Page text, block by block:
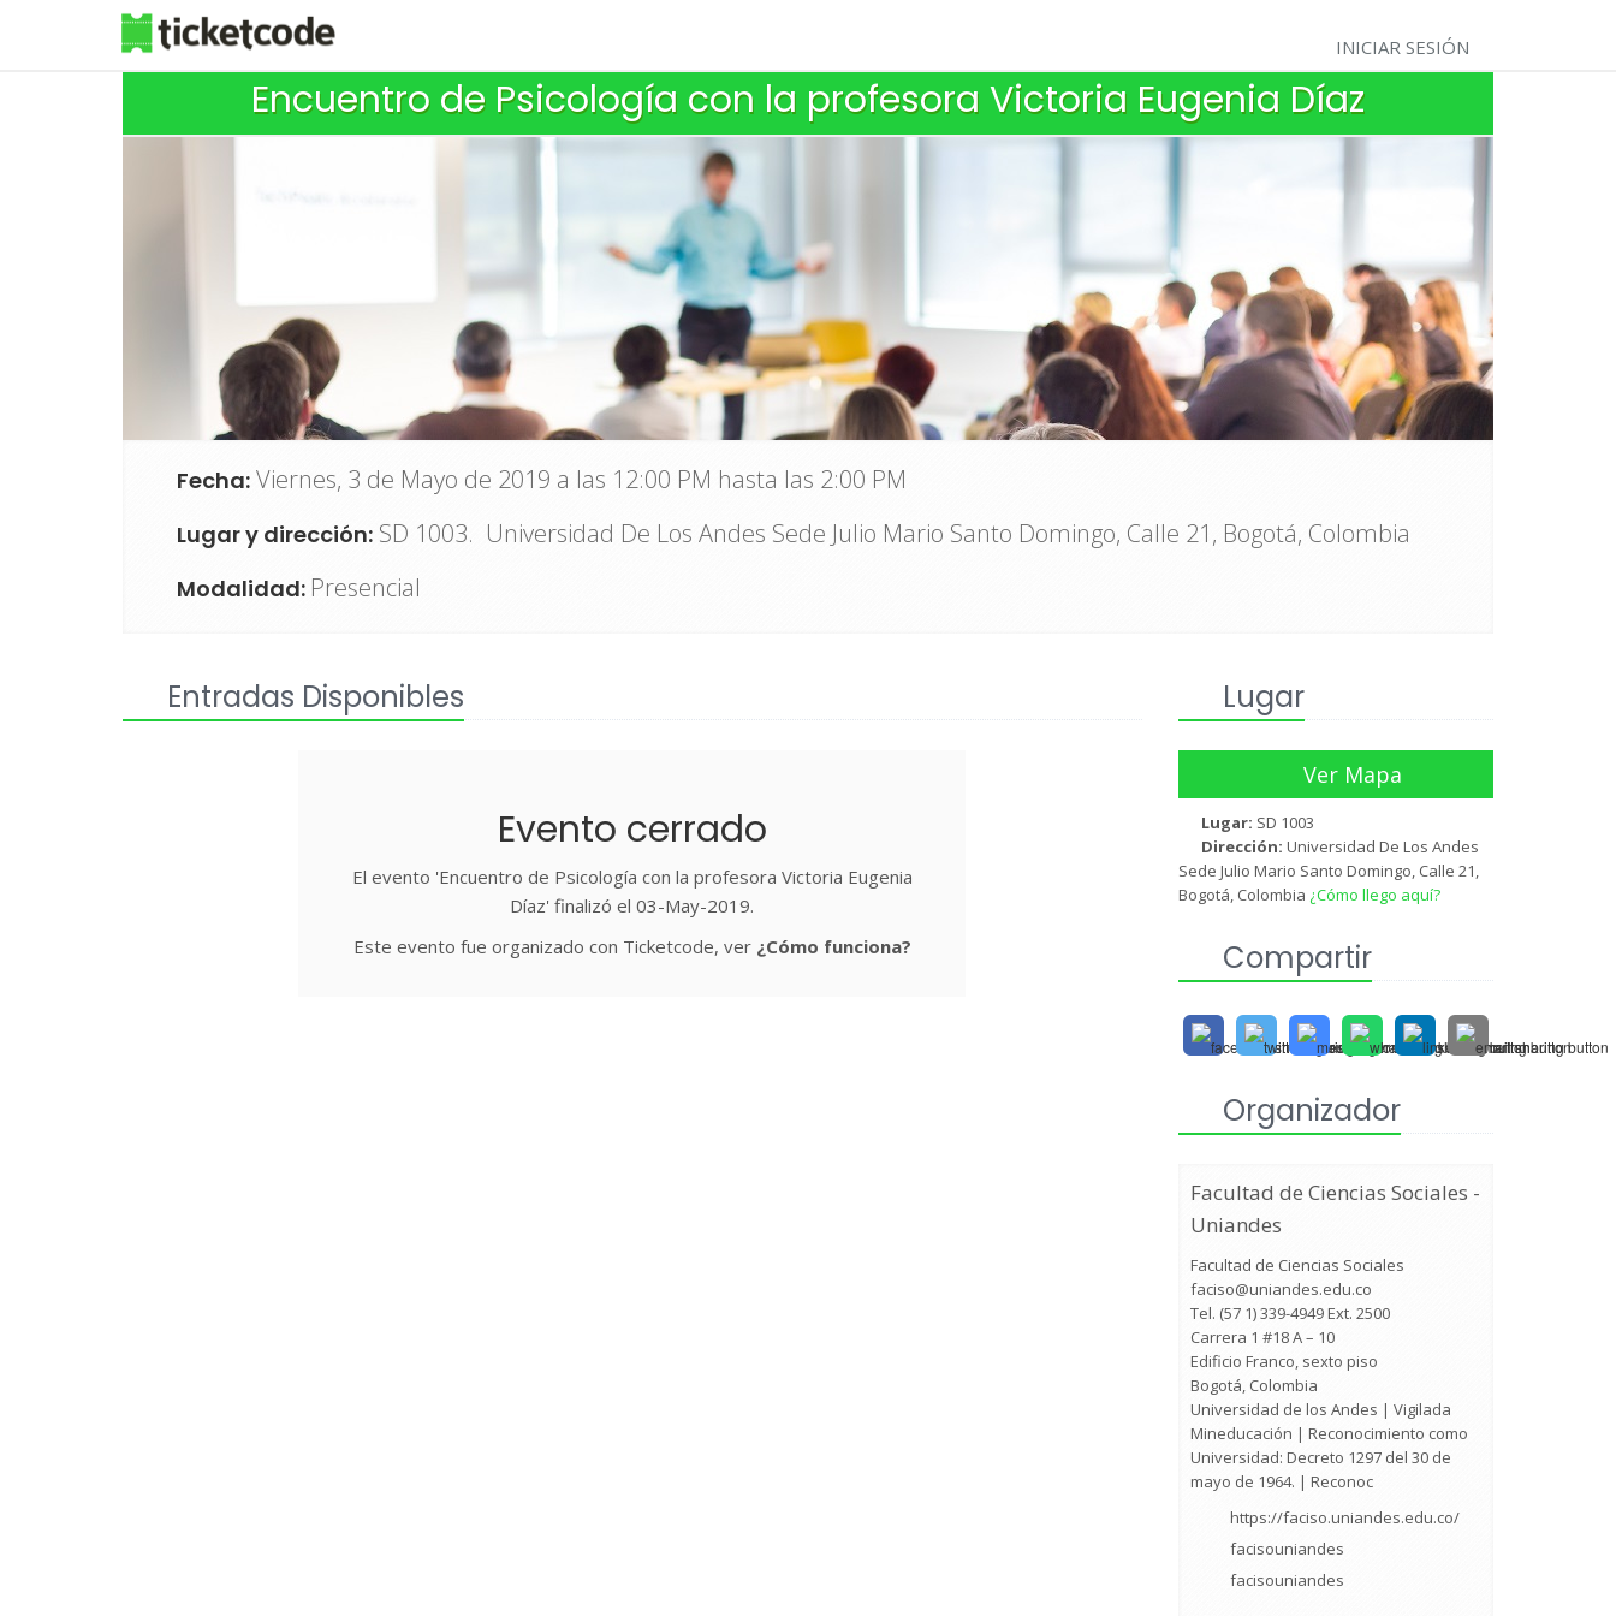
INICIAR SESIÓN
Encuentro de Psicología con la profesora Victoria Eugenia Díaz
Fecha: Viernes, 3 de Mayo de 2019 a las 12:00 PM hasta las 2:00 PM
Lugar y dirección: SD 1003. Universidad De Los Andes Sede Julio Mario Santo Domingo, Calle 21, Bogotá, Colombia
Modalidad: Presencial
Entradas Disponibles
Evento cerrado
El evento 'Encuentro de Psicología con la profesora Victoria Eugenia
Díaz' finalizó el 03-May-2019.
Este evento fue organizado con Ticketcode, ver ¿Cómo funciona?
Lugar
Ver Mapa
Lugar: SD 1003
Dirección: Universidad De Los Andes
Sede Julio Mario Santo Domingo, Calle 21,
Bogotá, Colombia ¿Cómo llego aquí?
Compartir
Organizador
Facultad de Ciencias Sociales -
Uniandes
Facultad de Ciencias Sociales
faciso@uniandes.edu.co
Tel. (57 1) 339-4949 Ext. 2500
Carrera 1 #18 A – 10
Edificio Franco, sexto piso
Bogotá, Colombia
Universidad de los Andes | Vigilada
Mineducación | Reconocimiento como
Universidad: Decreto 1297 del 30 de
mayo de 1964. | Reconoc
https://faciso.uniandes.edu.co/
facisouniandes
facisouniandes